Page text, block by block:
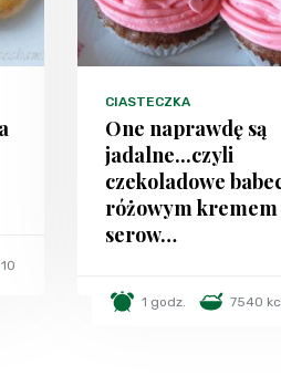
10
CIASTECZKA
One naprawdę są
jadalne...czyli
czekoladowe
różowym kremem
serow…
1 godz. 7540